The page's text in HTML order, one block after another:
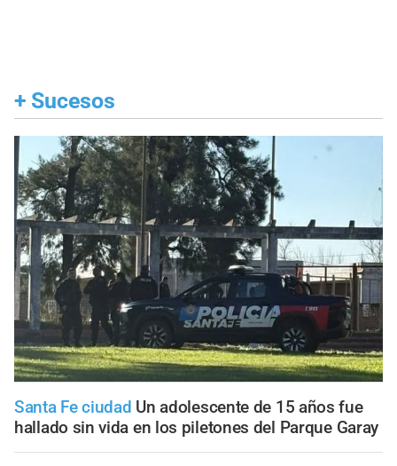
+ Sucesos
Santa Fe ciudad Un adolescente de 15 años fue
hallado sin vida en los piletones del Parque Garay